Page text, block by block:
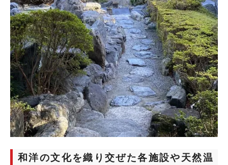
和洋の文化を織り交ぜた各施設や天然温